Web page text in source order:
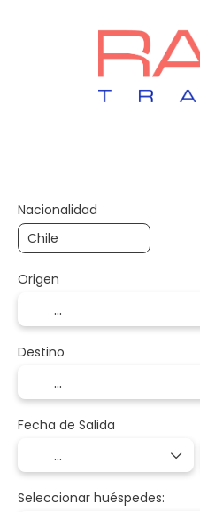
Nacionalidad
Origen
Destino
Fecha de Salida
Seleccionar huéspedes: